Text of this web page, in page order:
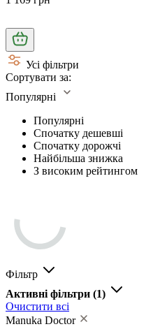
Усі фільтри
Сортувати за:
Популярні
Популярні
Спочатку дешевші
Спочатку дорожчі
Найбільша знижка
З високим рейтингом
Фільтр
Активні фільтри (1)
Очистити всі
Manuka Doctor